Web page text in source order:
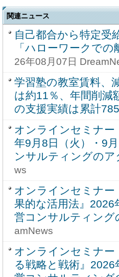
関連ニュース
自己都合から特定受
「ハローワークで
26年08月07日
学習塾の教室賃料、
は約11％、年間削減
の支援実績は累計
オンラインセミナー
年9月8日（火）・9
ンサルティングの
ws
オンラインセミナー
果的な活用法』2026
営コンサルティン
amNews
オンラインセミナー
る戦略と戦術』2026